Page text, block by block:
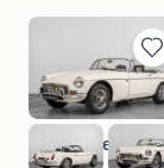
in
Mijn
Hofman Leek